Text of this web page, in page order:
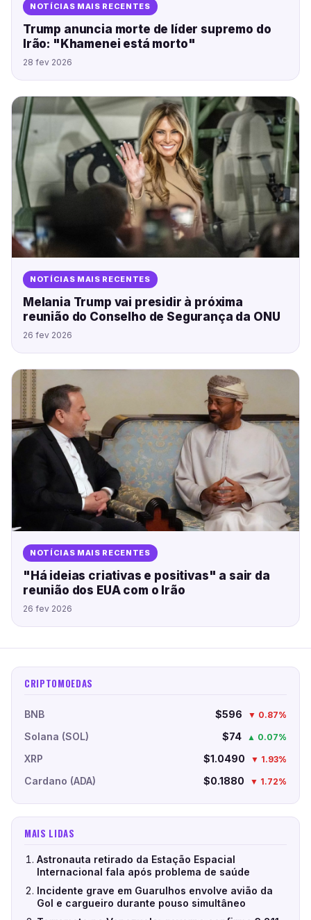
NOTÍCIAS MAIS RECENTES
Trump anuncia morte de líder supremo do
Irão: "Khamenei está morto"
28 fev 2026
NOTÍCIAS MAIS RECENTES
Melania Trump vai presidir à próxima
reunião do Conselho de Segurança da ONU
26 fev 2026
NOTÍCIAS MAIS RECENTES
"Há ideias criativas e positivas" a sair da
reunião dos EUA com o Irão
26 fev 2026
CRIPTOMOEDAS
BNB $596 ▼ 0.87%
Solana (SOL) $74 ▲ 0.07%
XRP $1.0490 ▼ 1.93%
Cardano (ADA) $0.1880 ▼ 1.72%
MAIS LIDAS
Astronauta retirado da Estação Espacial
Internacional fala após problema de saúde
Incidente grave em Guarulhos envolve avião da
Gol e cargueiro durante pouso simultâneo